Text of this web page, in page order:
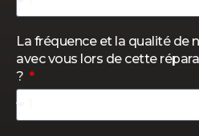
La fréquence et la qualité de
avec vous lors de cette
?